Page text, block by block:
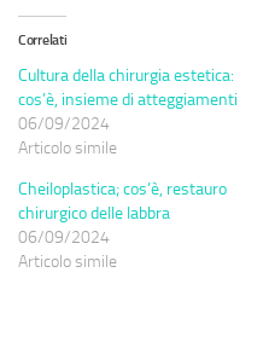
Correlati
Cultura della chirurgia estetica:
cos’è, insieme di atteggiamenti
06/09/2024
Articolo simile
Cheiloplastica; cos’è, restauro
chirurgico delle labbra
06/09/2024
Articolo simile